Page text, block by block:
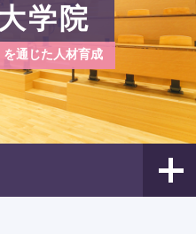
学院
を通じた人材育成